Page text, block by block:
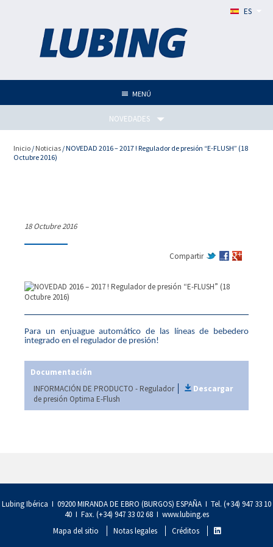
ES
MENÚ
NOVEDADES
Inicio / Noticias / NOVEDAD 2016 – 2017 ! Regulador de presión “E-FLUSH” (18
Octubre 2016)
18 Octubre 2016
Compartir
Para un enjuague automático de las líneas de bebedero
integrado en el regulador de presión!
Documentación
INFORMACIÓN DE PRODUCTO - Regulador
de presión Optima E-Flush
Descargar
Lubing Ibérica I 09200 MIRANDA DE EBRO (BURGOS) ESPAÑA I Tel. (+34) 947 33 10
40 I Fax. (+34) 947 33 02 68 I www.lubing.es
Mapa del sitio
Notas legales Créditos